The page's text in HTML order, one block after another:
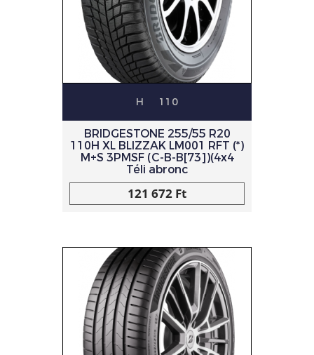
H 110
BRIDGESTONE 255/55 R20
110H XL BLIZZAK LM001 RFT (*)
M+S 3PMSF (C-B-B[73])(4x4
Téli abronc
121 672 Ft